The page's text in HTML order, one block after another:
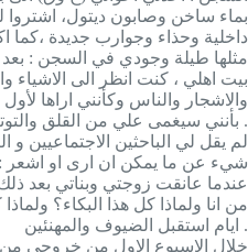
بماء ساخن وصابون ديتول،
داخلية وحذاء وجوارب جديدة
مثلها طيلة وجودي في السجن :
بيت اهلي ، كنت انظر الى الاشياء
والاشجار والناس وكأنني اراها
بأنني سيغمى علي من القلق والتوتر والفرح والترقب .
لم يقل لي الباحثين الاجتماعيين
شيء عن ما يمكن ان ارى او
عندما عانقت زوجتي وبناتي بعد
ايام استقبل الضيوف والمهنئين .
خلال الاسبوع الاول من خروجي